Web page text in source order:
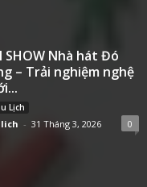
SHOW Nhà hát Đó
– Trải nghiệm nghệ
Lịch
- 31 Tháng 3, 2026 0